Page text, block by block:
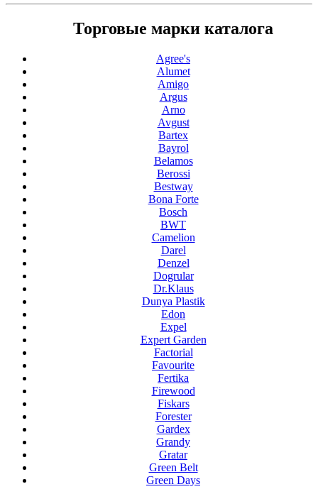
Торговые марки каталога
Agree's
Alumet
Amigo
Argus
Arno
Avgust
Bartex
Bayrol
Belamos
Berossi
Bestway
Bona Forte
Bosch
BWT
Camelion
Darel
Denzel
Dogrular
Dr.Klaus
Dunya Plastik
Edon
Expel
Expert Garden
Factorial
Favourite
Fertika
Firewood
Fiskars
Forester
Gardex
Grandy
Gratar
Green Belt
Green Days